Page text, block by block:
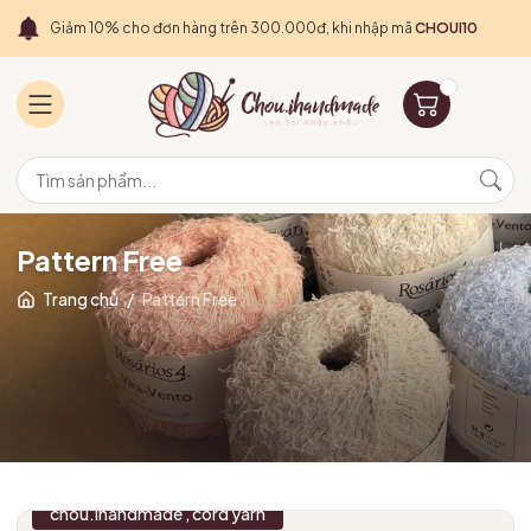
Giảm 10% cho đơn hàng trên 300.000đ, khi nhập mã CHOUI10
Pattern Free
Trang chủ / Pattern Free
chou.ihandmade cord yarn